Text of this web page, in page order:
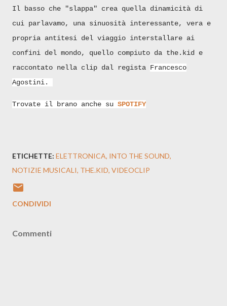
Il basso che "slappa" crea quella dinamicità di
cui parlavamo, una sinuosità interessante, vera e
propria antitesi del viaggio interstallare ai
confini del mondo, quello compiuto da the.kid e
raccontato nella clip dal regista Francesco
Agostini.
Trovate il brano anche su SPOTIFY
ETICHETTE: ELETTRONICA INTO THE SOUND
NOTIZIE MUSICALI THE.KID VIDEOCLIP
CONDIVIDI
Commenti